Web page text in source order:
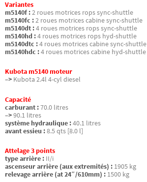
Variantes
m5140f :2 roues motrices rops sync-shuttle
m5140fc :2 roues motrices cabine sync-shuttle
m5140dt :4 roues motrices rops sync-shuttle
m5140hd :4 roues motrices rops hyd-shuttle
m5140dtc :4 roues motrices cabine sync-shuttle
m5140hdc :4 roues motrices cabine hyd-shuttle
Kubota m5140 moteur
–> Kubota 2.4l 4-cyl diesel
Capacité
carburant :70.0 litres
–>90.1 litres
système hydraulique :40.1 litres
avant essieu :8.5 qts [8.0 l]
Attelage 3 points
type arrière : II/i
ascenseur arrière (aux extremités) : 1905 kg
relevage arrière (at 24″/610mm) : 1500 kg